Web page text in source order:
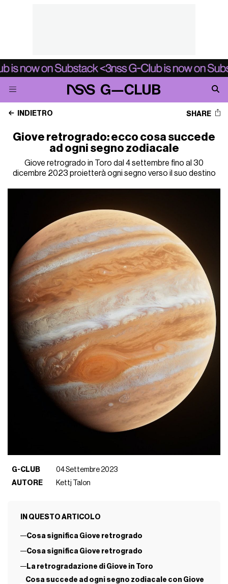
INDIETRO SHARE
Giove retrogrado: ecco cosa succede
ad ogni segno zodiacale
Giove retrogrado in Toro dal 4 settembre fino al 30
dicembre 2023 proietterà ogni segno verso il suo destino
G-CLUB
04 Settembre 2023
AUTORE
Kettj Talon
IN QUESTO ARTICOLO
Cosa significa Giove retrogrado
Cosa significa Giove retrogrado
La retrogradazione di Giove in Toro
Cosa succede ad ogni segno zodiacale con Giove